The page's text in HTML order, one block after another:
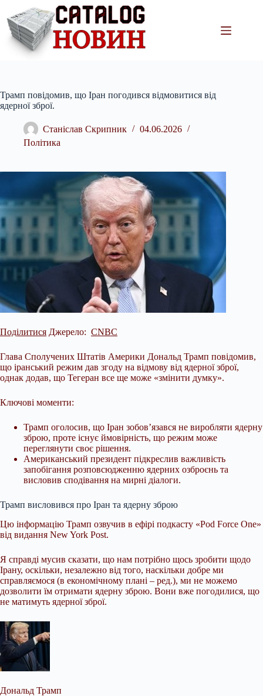
вмісту
Трамп повідомив, що Іран погодився відмовитися від
ядерної зброї.
Станіслав Скрипник
04.06.2026
Політика
Поділитися Джерело: CNBC
Глава Сполучених Штатів Америки Дональд Трамп повідомив,
що іранський режим дав згоду на відмову від ядерної зброї,
однак додав, що Тегеран все ще може «змінити думку».
Ключові моменти:
Трамп оголосив, що Іран зобов’язався не виробляти ядерну
зброю, проте існує ймовірність, що режим може
переглянути своє рішення.
Американський президент підкреслив важливість
запобігання розповсюдженню ядерних озброєнь та
висловив сподівання на мирні діалоги.
Трамп висловився про Іран та ядерну зброю
Цю інформацію Трамп озвучив в ефірі подкасту «Pod Force One»
від видання New York Post.
Я справді мусив сказати, що нам потрібно щось зробити щодо
Ірану, оскільки, незалежно від того, наскільки добре ми
справляємося (в економічному плані – ред.), ми не можемо
дозволити їм отримати ядерну зброю. Вони вже погодилися, що
не матимуть ядерної зброї.
Дональд Трамп